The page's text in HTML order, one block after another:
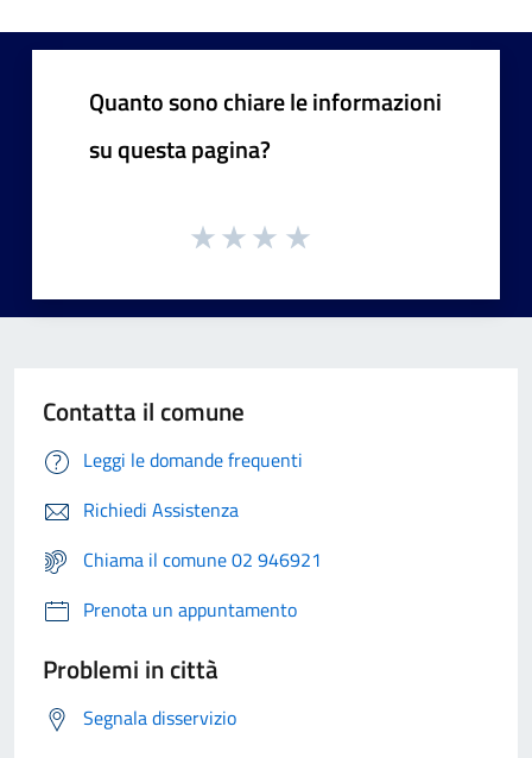
Quanto sono chiare le informazioni
su questa pagina?
Contatta il comune
Leggi le domande frequenti
Richiedi Assistenza
Chiama il comune 02 946921
Prenota un appuntamento
Problemi in città
Segnala disservizio